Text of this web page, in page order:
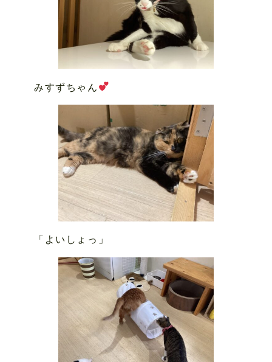
みすずちゃん
「よいしょっ」